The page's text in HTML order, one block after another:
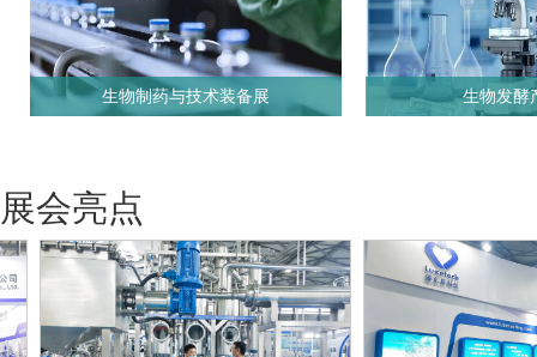
生物制药与技术装备展 生物发酵
展会亮点